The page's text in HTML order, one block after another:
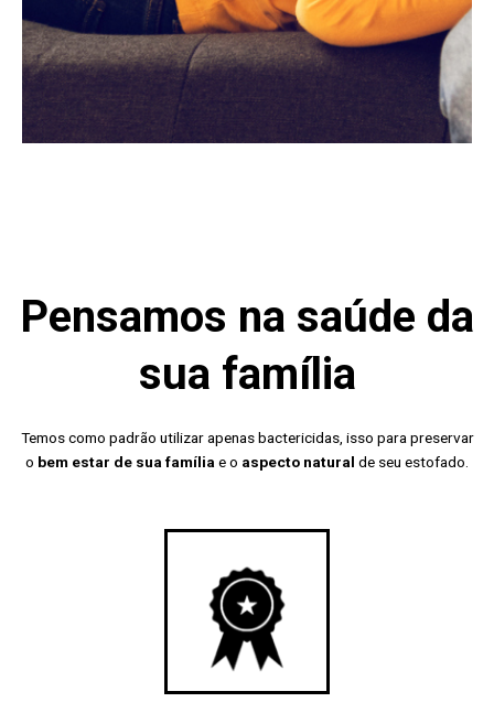
Pensamos na saúde da
sua família
Temos como padrão utilizar apenas bactericidas, isso para preservar
o bem estar de sua família e o aspecto natural de seu estofado.